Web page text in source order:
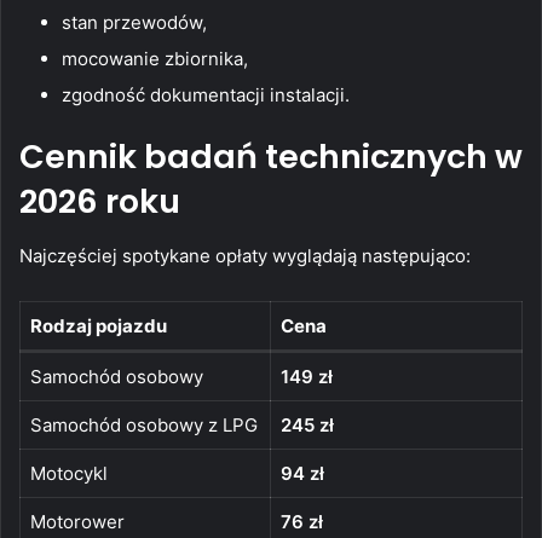
stan przewodów,
mocowanie zbiornika,
zgodność dokumentacji instalacji.
Cennik badań technicznych w
2026 roku
Najczęściej spotykane opłaty wyglądają następująco:
Rodzaj pojazdu Cena
Samochód osobowy 149 zł
Samochód osobowy z LPG 245 zł
Motocykl 94 zł
Motorower 76 zł